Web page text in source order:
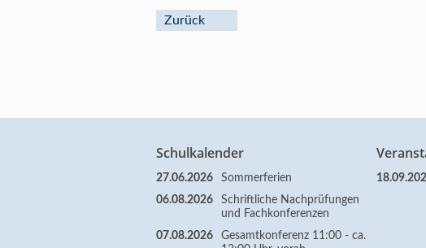
Zurück
Schulkalender
27.06.2026
Sommerferien
06.08.2026
Schriftliche Nachprüfungen
und Fachkonferenzen
07.08.2026
Gesamtkonferenz 11:00 - ca.